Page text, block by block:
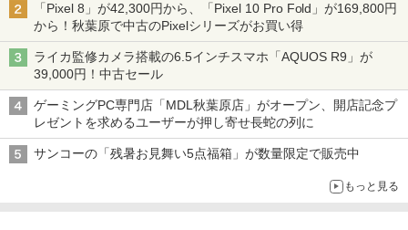
「Pixel 8」が42,300円から、「Pixel 10 Pro Fold」が169,800円
から！秋葉原で中古のPixelシリーズがお買い得
ライカ監修カメラ搭載の6.5インチスマホ「AQUOS R9」が
39,000円！中古セール
ゲーミングPC専門店「MDL秋葉原店」がオープン、開店記念プ
レゼントを求めるユーザーが押し寄せ長蛇の列に
サンコーの「残暑お見舞い5点福箱」が数量限定で販売中
もっと見る